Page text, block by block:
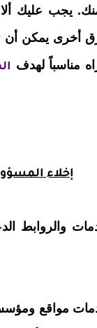
عليك ألا
أخرى يمكن أن
مناسباً لهدف
إخلاء
والروابط
مواقع